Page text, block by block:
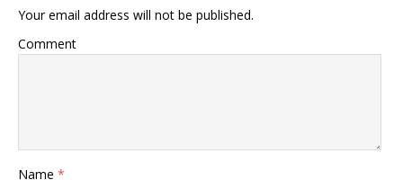
Your email address will not be published.
Comment
Name *